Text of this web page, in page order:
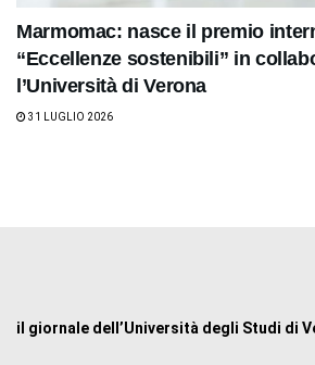
Marmomac: nasce il premio
“Eccellenze sostenibili” in
l’Università di Verona
31 LUGLIO 2026
il giornale dell’Università degli Studi di